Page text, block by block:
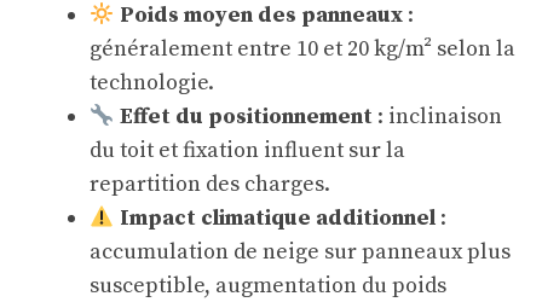
Poids moyen des panneaux:
généralement entre 10 et 20 kg/m² selon la
technologie.
Effet du positionnement : inclinaison
du toit et fixation influent sur la
repartition des charges.
Impact climatique additionnel:
accumulation de neige sur panneaux plus
susceptible, augmentation du poids